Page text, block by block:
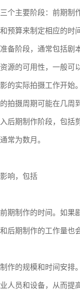
个主要阶段：前期
预算来制定相应的时
备阶段，通常包括
源的可用性，一般可
的实际拍摄工作开
拍摄周期可能在几周
后期制作阶段，包括
常为数月。
响，包括
期制作的时间。如
后期制作的工作量也
作的规模和时间安
人员和设备，从而提